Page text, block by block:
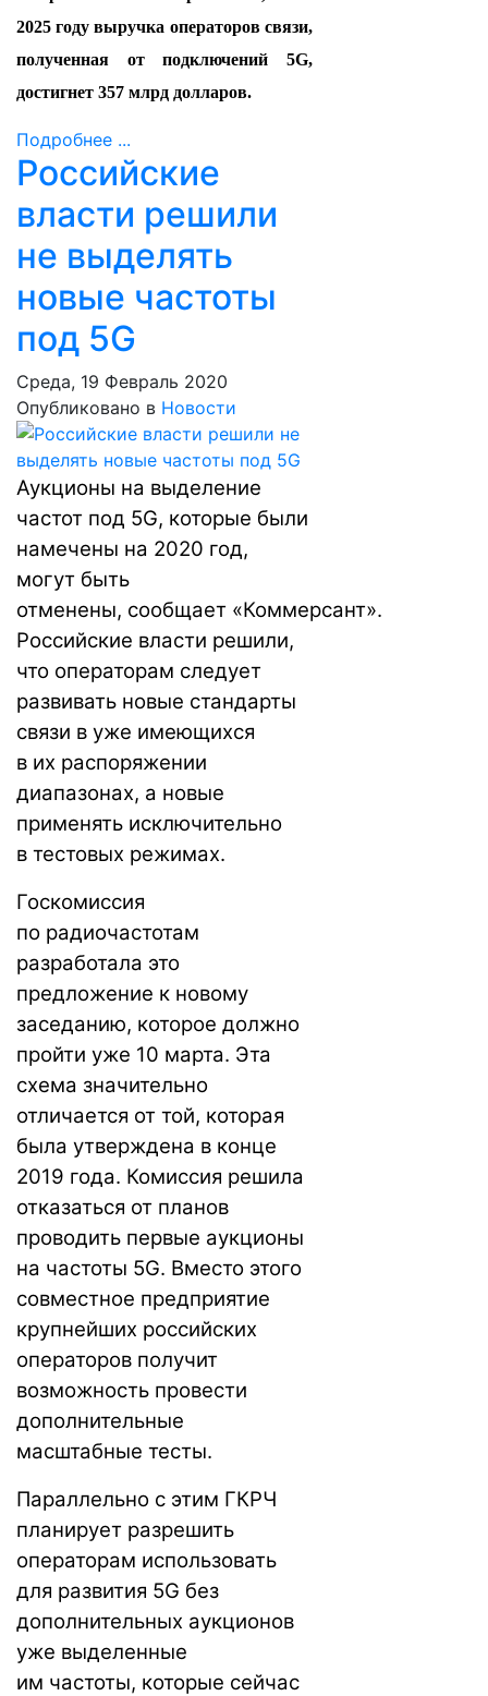
2025 году выручка операторов связи,
полученная от подключений 5G,
достигнет 357 млрд долларов.
Подробнее ...
Российские
власти решили
не выделять
новые частоты
под 5G
Среда, 19 Февраль 2020
Опубликовано в Новости
Аукционы на выделение
частот под 5G, которые были
намечены на 2020 год,
могут быть
отменены, сообщает «Коммерсант».
Российские власти решили,
что операторам следует
развивать новые стандарты
связи в уже имеющихся
в их распоряжении
диапазонах, а новые
применять исключительно
в тестовых режимах.
Госкомиссия
по радиочастотам
разработала это
предложение к новому
заседанию, которое должно
пройти уже 10 марта. Эта
схема значительно
отличается от той, которая
была утверждена в конце
2019 года. Комиссия решила
отказаться от планов
проводить первые аукционы
на частоты 5G. Вместо этого
совместное предприятие
крупнейших российских
операторов получит
возможность провести
дополнительные
масштабные тесты.
Параллельно с этим ГКРЧ
планирует разрешить
операторам использовать
для развития 5G без
дополнительных аукционов
уже выделенные
им частоты, которые сейчас